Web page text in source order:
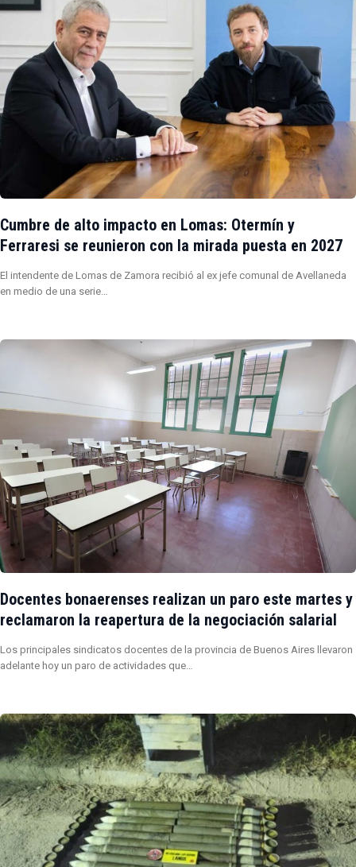
Cumbre de alto impacto en Lomas: Otermín y
Ferraresi se reunieron con la mirada puesta en 2027
El intendente de Lomas de Zamora recibió al ex jefe comunal de Avellaneda
en medio de una serie…
Docentes bonaerenses realizan un paro este martes y
reclamaron la reapertura de la negociación salarial
Los principales sindicatos docentes de la provincia de Buenos Aires llevaron
adelante hoy un paro de actividades que…